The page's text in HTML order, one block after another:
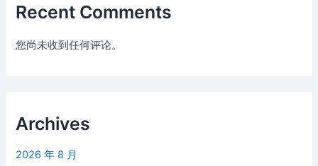
Recent Comments
您尚未收到任何评论。
Archives
2026 年 8 月